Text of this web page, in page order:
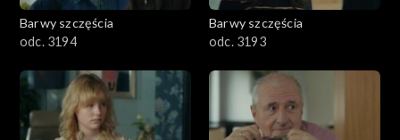
2001–2100
1801–1900
Barwy szczęścia
odc. 3194
Barwy szczęścia
odc. 3193